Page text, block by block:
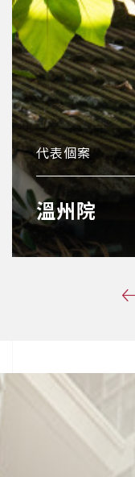
代表個案
溫州院